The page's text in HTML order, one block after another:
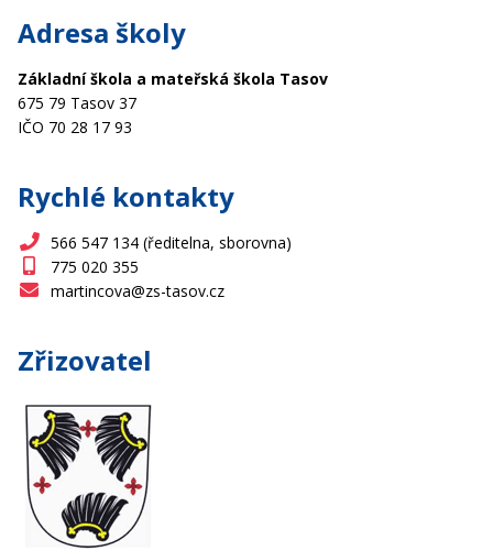
Adresa školy
Základní škola a mateřská škola Tasov
675 79 Tasov 37
IČO 70 28 17 93
Rychlé kontakty
566 547 134 (ředitelna, sborovna)
775 020 355
martincova@zs-tasov.cz
Zřizovatel